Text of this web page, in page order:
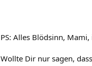
PS: Alles Blödsinn,
Wollte Dir nur sagen,